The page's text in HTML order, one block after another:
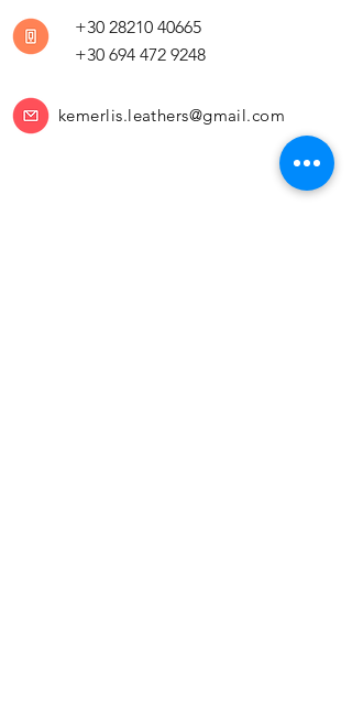
+30 28210 40665
+30 694 472 9248
kemerlis.leathers@gmail.com